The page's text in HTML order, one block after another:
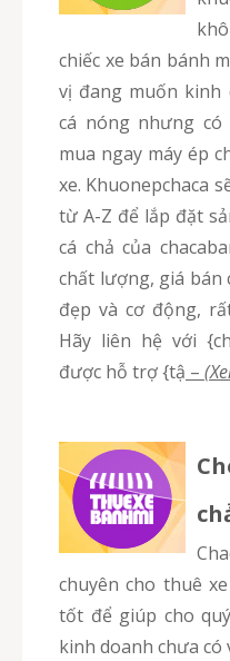
chiếc xe bán bánh
vị đang muốn kinh
cá nóng nhưng
mua ngay máy ép
xe. Khuonepchaca
từ A-Z để lắp đặt
cá chả của
chất lượng, giá bán
đẹp và cơ động,
Hãy liên hệ với
được hỗ trợ {tậ –
chacabanhmi.com là nơi
chuyên cho thuê
tốt để giúp cho
kinh doanh chưa